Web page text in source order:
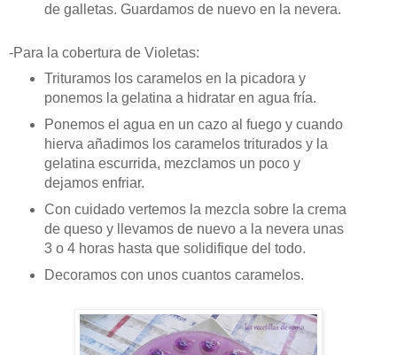
de galletas. Guardamos de nuevo en la nevera.
-Para la cobertura de Violetas:
Trituramos los caramelos en la picadora y
ponemos la gelatina a hidratar en agua fría.
Ponemos el agua en un cazo al fuego y cuando
hierva añadimos los caramelos triturados y la
gelatina escurrida, mezclamos un poco y
dejamos enfriar.
Con cuidado vertemos la mezcla sobre la crema
de queso y llevamos de nuevo a la nevera unas
3 o 4 horas hasta que solidifique del todo.
Decoramos con unos cuantos caramelos.